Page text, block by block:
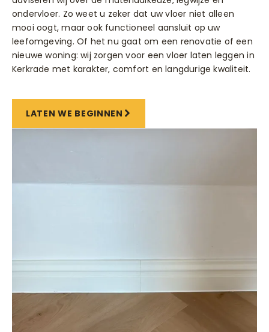
ondervloer. Zo weet u zeker dat uw vloer niet alleen
mooi oogt, maar ook functioneel aansluit op uw
leefomgeving. Of het nu gaat om een renovatie of een
nieuwe woning: wij zorgen voor een vloer laten leggen in
Kerkrade met karakter, comfort en langdurige kwaliteit.
LATEN WE BEGINNEN